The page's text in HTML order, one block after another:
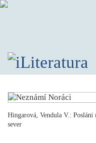
TÉMATA
SPISOVATELÉ
Hingarová, Vendula V.: Posláni
sever